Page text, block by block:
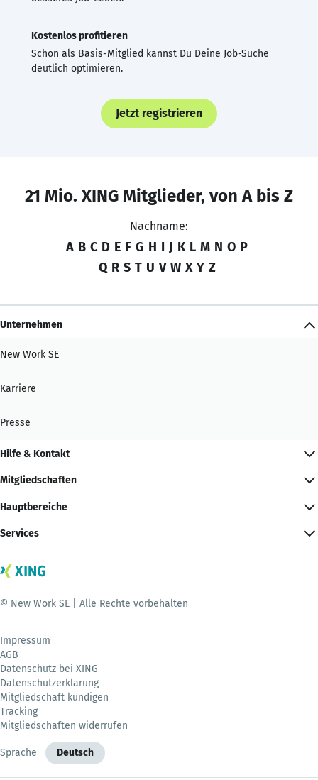
Kostenlos profitieren
Schon als Basis-Mitglied kannst Du Deine Job-Suche
deutlich optimieren.
Jetzt registrieren
21 Mio. XING Mitglieder, von A bis Z
Nachname:
A B C D E F G H I J K L M N O P
Q R S T U V W X Y Z
Unternehmen
New Work SE
Karriere
Presse
Hilfe & Kontakt
Mitgliedschaften
Hauptbereiche
Services
© New Work SE | Alle Rechte vorbehalten
Impressum
AGB
Datenschutz bei XING
Datenschutzerklärung
Mitgliedschaft kündigen
Tracking
Mitgliedschaften widerrufen
Sprache Deutsch